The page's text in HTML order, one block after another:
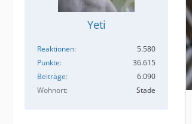
Yeti
Reaktionen
5.580
Punkte
36.615
Beiträge
6.090
Wohnort
Stade